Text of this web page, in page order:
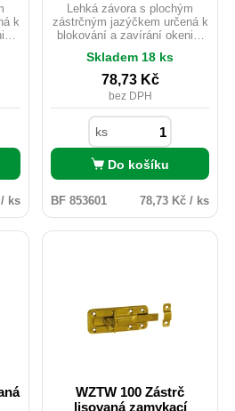
k
ks
Lehká závora s plochým
zástrčným jazýčkem určená k
blokování a zavírání okenic,
vybavena otvorem pro
upevnění visacího zámku.
Zabraňuje samovolnému
otevření či pohybu dvířek a
vík a chrání před
neoprávněným přístupem.
Skladem 18 ks
78,73 Kč
bez DPH
ks
Do košíku
BF 853601 78,73 Kč / ks
WZTW 100 Zástrč
lisovaná zamykací